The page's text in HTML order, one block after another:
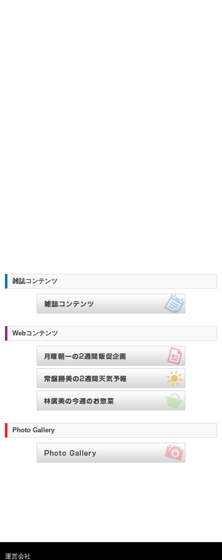
雑誌コンテンツ
Webコンテンツ
Photo Gallery
運営会社